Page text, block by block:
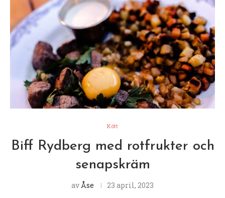
Kött
Biff Rydberg med rotfrukter och
senapskräm
av Åse 23 april, 2023